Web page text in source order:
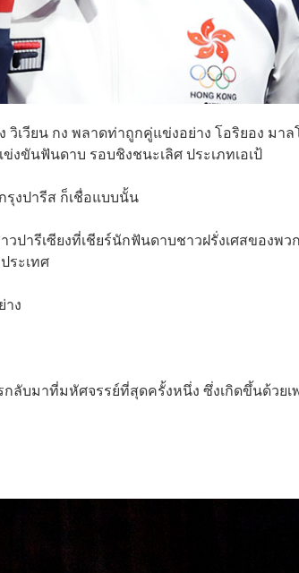
เวียน กง พลาดท่าถูกคู่แข่งอย่าง โอริยอง มาล
งขันฟันดาบ รอบชิงชนะเลิศ ประเภทเอเป้
งปารีส ก็เชื่อแบบนั้น
ปารีเซียงที่เชียร์นักฟันดาบชาวฝรั่งเศสของพว
ระเทศ
ง
ลับมาที่มหัศจรรย์ที่สุดครั้งหนึ่ง ซึ่งเกิดขึ้นด้วยเ